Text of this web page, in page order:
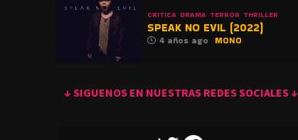
CRITICA DRAMA TERROR THRILLER
SPEAK NO EVIL (2022)
4 años ago MONO
↓ SIGUENOS EN NUESTRAS REDES SOCIALES ↓